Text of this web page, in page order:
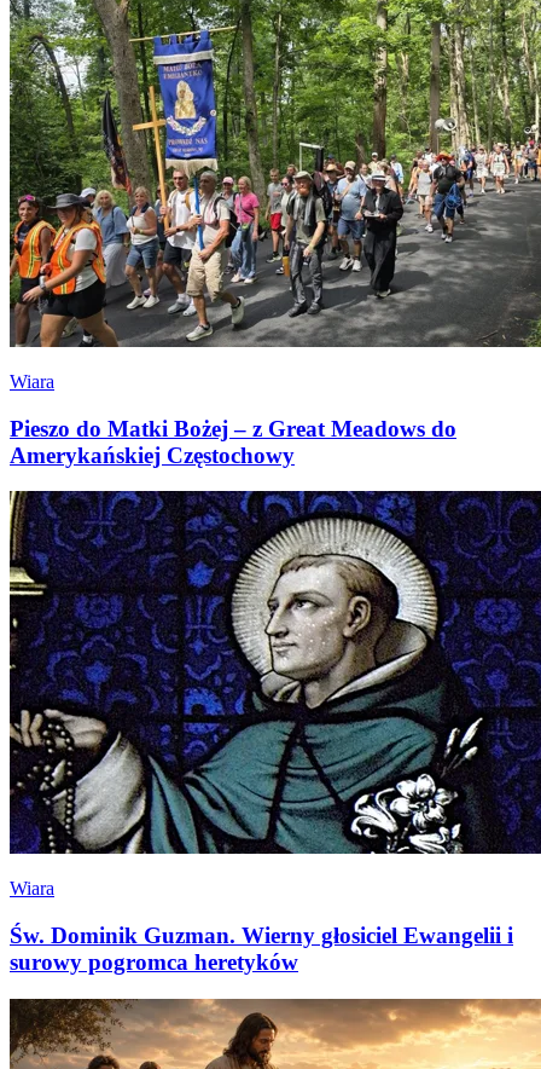
Wiara
Pieszo do Matki Bożej – z Great Meadows do
Amerykańskiej Częstochowy
Wiara
Św. Dominik Guzman. Wierny głosiciel Ewangelii i
surowy pogromca heretyków